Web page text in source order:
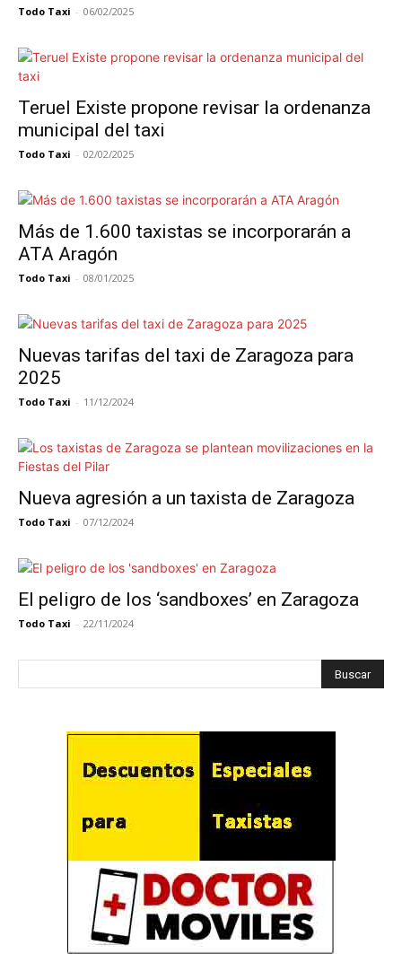
Todo Taxi - 06/02/2025
Teruel Existe propone revisar la ordenanza
municipal del taxi
Todo Taxi - 02/02/2025
Más de 1.600 taxistas se incorporarán a
ATA Aragón
Todo Taxi - 08/01/2025
Nuevas tarifas del taxi de Zaragoza para
2025
Todo Taxi - 11/12/2024
Nueva agresión a un taxista de Zaragoza
Todo Taxi - 07/12/2024
El peligro de los ‘sandboxes’ en Zaragoza
Todo Taxi - 22/11/2024